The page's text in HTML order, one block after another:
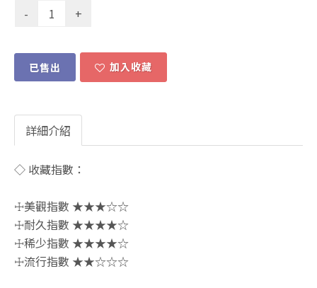
已售出 加入收藏
詳細介紹
◇ 收藏指數：
☩美觀指數 ★★★☆☆
☩耐久指數 ★★★★☆
☩稀少指數 ★★★★☆
☩流行指數 ★★☆☆☆